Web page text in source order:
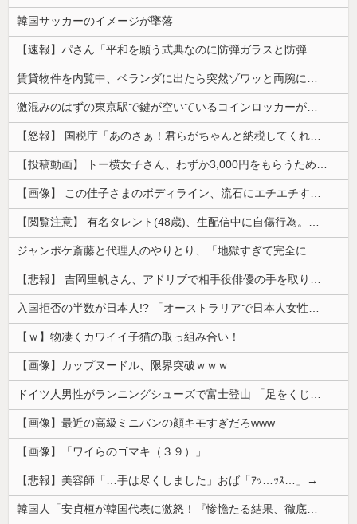
韓国サッカーのイメージが墜落
【速報】パさん「平和を願う式典なのに防弾ガラスと防弾バッグSP」安倍元首相の悲劇や石破前首相も同環境だったことは忘れる
賃貸物件を内覧中、ベランダに出たら突然ゾワッと両腕に鳥肌が出た。「やっぱりこの部屋嫌だ」と思った瞬間、体が前にドンッと突き飛ばされて…
激混みのはずの東京駅で鍵が空いているコインロッカーが散見、「ラッキー」と思って中を確認してみると……
【怒報】 国税庁「あのさぁ！君らがちゃんと納税してくれないとこうなっちゃうけどどうする？！」←これw w w w w w w w
【投稿動画】 トー横女子さん、わずか3,000円をもらうために大人のチ●ポをしゃぶってしまう…
【画像】 この佳子さまのボディライン、流石にエチエチすぎやろ！
【閲覧注意】 有名タレント(48歳)、生配信中に自傷行為。想像の10倍エグくてファン全員トラウマに…
ジャンポケ斎藤と代理人のやりとり、「地獄すぎて完全にコントになってる……」と衝撃を受ける人が続出中
【悲報】 吉岡里帆さん、アドリブで相手役俳優の手を取りお○ぱいに押し当てる
入国拒否の半数が日本人!? 「オーストラリアで日本人女性が売春」
【ｗ】物凄くカワイイ子猫の取っ組み合い！
【画像】カップヌードル、限界突破ｗｗｗ
ドイツ人男性がランニングシューズで富士登山 「足をくじいて動けない」
【画像】最近の高級ミニバンの顔キモすぎだろwww
【画像】「ワイらのゴマキ（３９）」
【悲報】美容師「…手は尽くしました」おば「ｱｯ…ｯｽ…」→
韓国人「安貞桓が韓国代表に激怒！『惨憺たる結果、徹底的な刷新が必要だ』と監督や協会を痛烈批判」